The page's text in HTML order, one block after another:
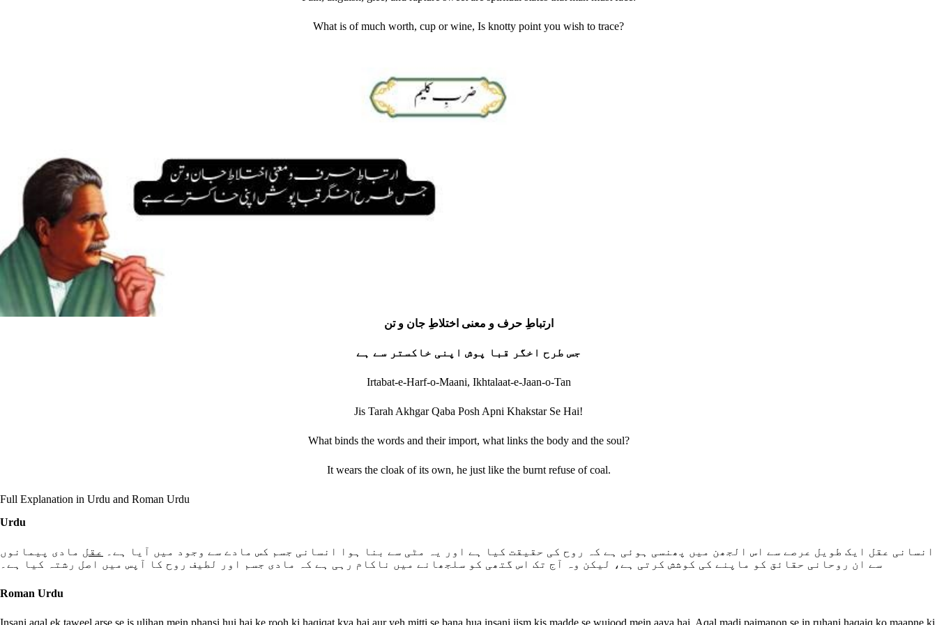
What is of much worth, cup or wine, Is knotty point you wish to trace?
ارتباطِ حرف و معنی اختلاطِ جان و تن
جس طرح اخگر قبا پوش اپنی خاکستر سے ہے
Irtabat-e-Harf-o-Maani, Ikhtalaat-e-Jaan-o-Tan
Jis Tarah Akhgar Qaba Posh Apni Khakstar Se Hai!
What binds the words and their import, what links the body and the soul?
It wears the cloak of its own, he just like the burnt refuse of coal.
Full Explanation in Urdu and Roman Urdu
Urdu
انسانی عقل ایک طویل عرصے سے اس الجھن میں پھنسی ہوئی ہے کہ روح کی حقیقت کیا ہے اور یہ مٹی سے بنا ہوا انسانی جسم کس مادے سے وجود میں آیا ہے۔ عقل مادی پیمانوں
سے ان روحانی حقائق کو ماپنے کی کوشش کرتی ہے، لیکن وہ آج تک اس گتھی کو سلجھانے میں ناکام رہی ہے کہ مادی جسم اور لطیف روح کا آپس میں اصل رشتہ کیا ہے۔
Roman Urdu
Insani aqal ek taweel arse se is uljhan mein phansi hui hai ke rooh ki haqiqat kya hai aur yeh mitti se bana hua insani jism kis madde se wujood mein aaya hai. Aqal madi paimanon se in ruhani haqaiq ko maapne ki